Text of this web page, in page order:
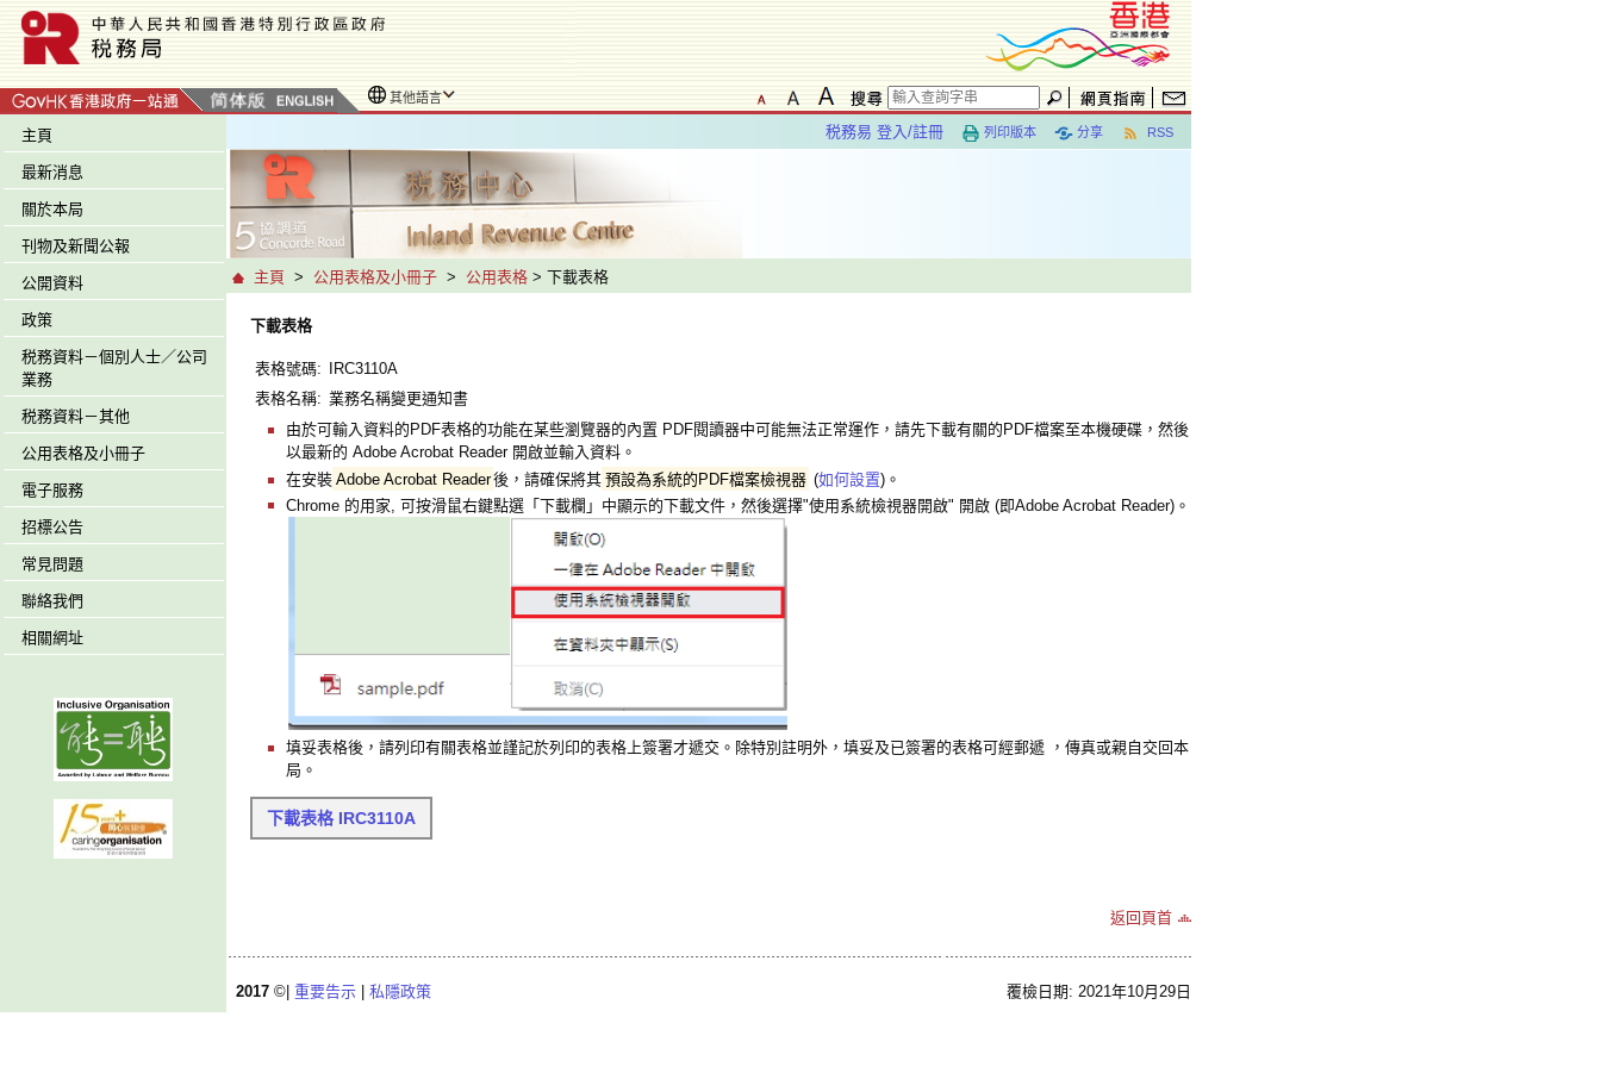
其他語言
主頁
最新消息
關於本局
刊物及新聞公報
公開資料
政策
税務資料－個別人士／公司
業務
税務資料－其他
公用表格及小冊子
電子服務
招標公告
常見問題
聯絡我們
相關網址
RSS
分享
列印版本
税務易 登入/註冊
主頁 > 公用表格及小冊子 > 公用表格 > 下載表格
下載表格
表格號碼:
IRC3110A
表格名稱: 業務名稱變更通知書
由於可輸入資料的PDF表格的功能在某些瀏覽器的內置 PDF閱讀器中可能無法正常運作，請先下載有關的PDF檔案至本機硬碟，然後
以最新的 Adobe Acrobat Reader 開啟並輸入資料。
在安裝 Adobe Acrobat Reader後，請確保將其 預設為系統的PDF檔案檢視器 (如何設置)。
Chrome 的用家, 可按滑鼠右鍵點選「下載欄」中顯示的下載文件，然後選擇"使用系統檢視器開啟" 開啟 (即Adobe Acrobat Reader)。
填妥表格後，請列印有關表格並謹記於列印的表格上簽署才遞交。除特別註明外，填妥及已簽署的表格可經郵遞 ，傳真或親自交回本
局。
下載表格 IRC3110A
返回頁首
2017 ©| 重要告示 | 私隱政策 覆檢日期: 2021年10月29日